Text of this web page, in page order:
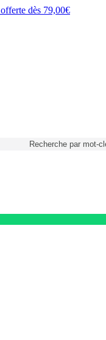
offerte dès 79,00€
Recherche par mot-